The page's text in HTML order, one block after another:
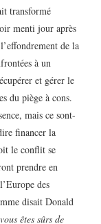
transformé
menti jour après
de la
à un
et gérer le
du piège à cons.
mais ce sont-
financer la
le conflit se
prendre en
des
disait Donald
vous êtes sûrs de